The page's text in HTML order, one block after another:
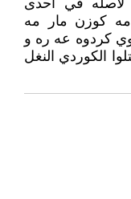
لاصله في احدى
مه كوزن مار مه
كردوه عه ره و
الكوردي النغل